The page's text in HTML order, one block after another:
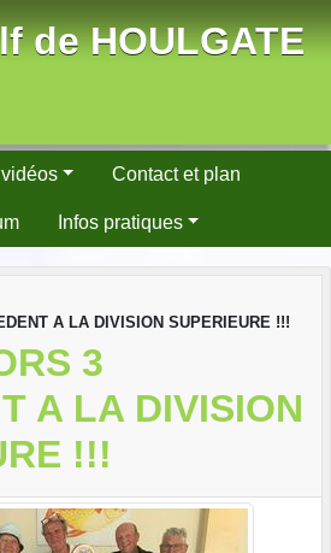
de HOULGATE
Contact et plan
Infos pratiques
A LA DIVISION SUPERIEURE !!!
3
A LA DIVISION
!!!